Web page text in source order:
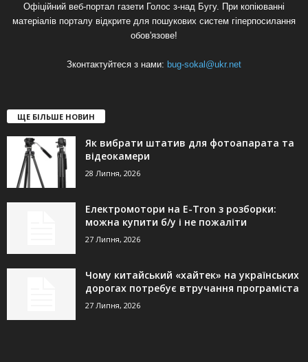
Офіційний веб-портал газети Голос з-над Бугу. При копіюванні
матеріалів порталу відкрите для пошукових систем гіперпосилання
обов'язове!
Зконтактуйтеся з нами: bug-sokal@ukr.net
ЩЕ БІЛЬШЕ НОВИН
Як вибрати штатив для фотоапарата та
відеокамери
28 Липня, 2026
Електромотори на E-Tron з розборки:
можна купити б/у і не пожаліти
27 Липня, 2026
Чому китайський «хайтек» на українських
дорогах потребує втручання програміста
27 Липня, 2026